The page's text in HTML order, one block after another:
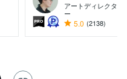
アートディレクター
ー
5.0 (2138)